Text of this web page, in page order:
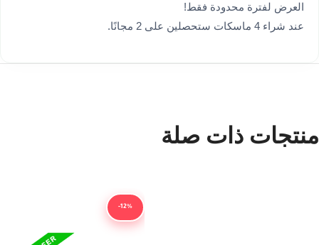
العرض لفترة محدودة فقط!
عند شراء 4 ماسكات ستحصلين على 2 مجانًا.
منتجات ذات صلة
-12%